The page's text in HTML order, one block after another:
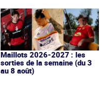
Maillots 2026-2027 : les
sorties de la semaine (du 3
au 8 août)